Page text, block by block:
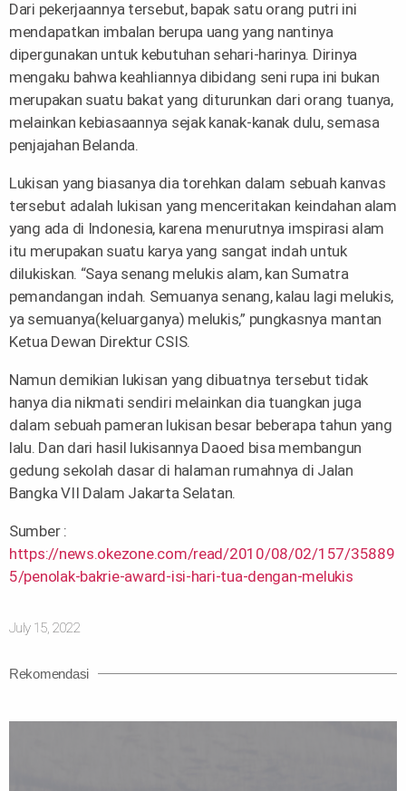
Dari pekerjaannya tersebut, bapak satu orang putri ini
mendapatkan imbalan berupa uang yang nantinya
dipergunakan untuk kebutuhan sehari-harinya. Dirinya
mengaku bahwa keahliannya dibidang seni rupa ini bukan
merupakan suatu bakat yang diturunkan dari orang tuanya,
melainkan kebiasaannya sejak kanak-kanak dulu, semasa
penjajahan Belanda.
Lukisan yang biasanya dia torehkan dalam sebuah kanvas
tersebut adalah lukisan yang menceritakan keindahan alam
yang ada di Indonesia, karena menurutnya imspirasi alam
itu merupakan suatu karya yang sangat indah untuk
dilukiskan. “Saya senang melukis alam, kan Sumatra
pemandangan indah. Semuanya senang, kalau lagi melukis,
ya semuanya(keluarganya) melukis,” pungkasnya mantan
Ketua Dewan Direktur CSIS.
Namun demikian lukisan yang dibuatnya tersebut tidak
hanya dia nikmati sendiri melainkan dia tuangkan juga
dalam sebuah pameran lukisan besar beberapa tahun yang
lalu. Dan dari hasil lukisannya Daoed bisa membangun
gedung sekolah dasar di halaman rumahnya di Jalan
Bangka VII Dalam Jakarta Selatan.
Sumber :
https://news.okezone.com/read/2010/08/02/157/35889
5/penolak-bakrie-award-isi-hari-tua-dengan-melukis
July 15, 2022
Rekomendasi